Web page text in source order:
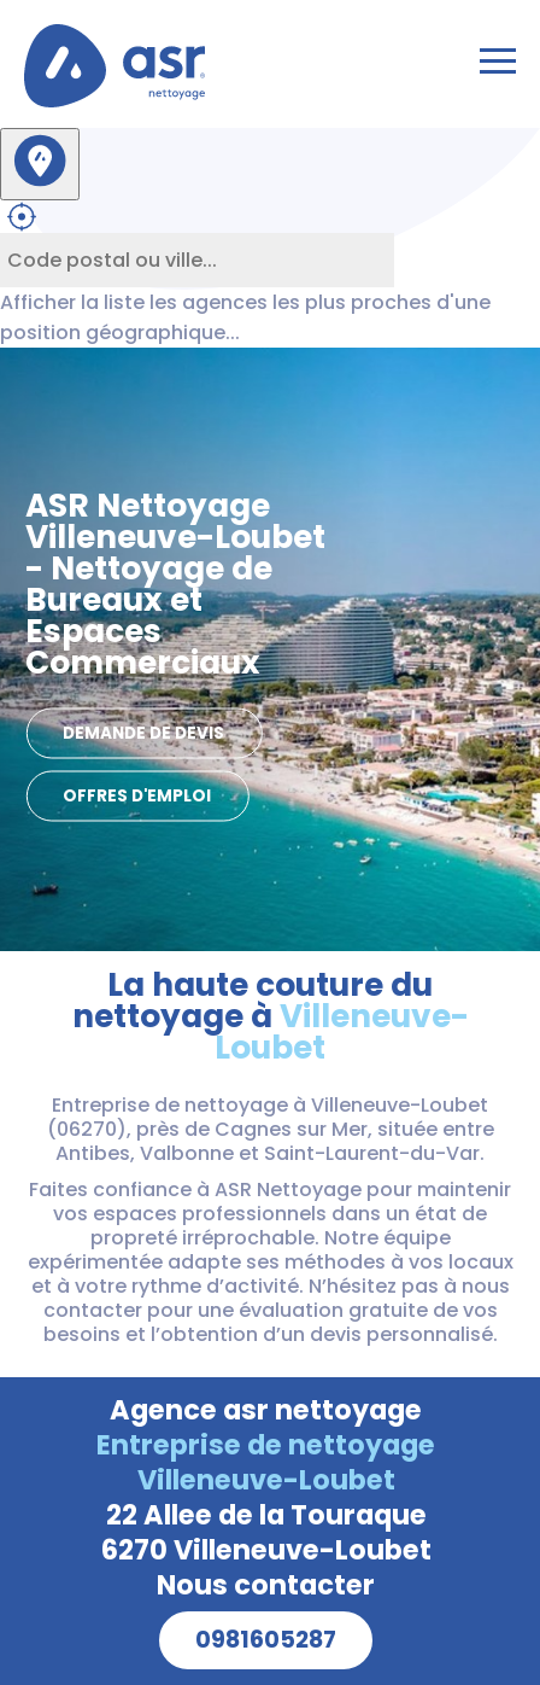
Afficher la liste les agences les plus proches d'une
position géographique...
ASR Nettoyage
Villeneuve-Loubet
- Nettoyage de
Bureaux et
Espaces
Commerciaux
DEMANDE DE DEVIS
OFFRES D'EMPLOI
La haute couture du
nettoyage àVilleneuve-
Loubet
Entreprise de nettoyage à Villeneuve-Loubet
(06270), près de Cagnes sur Mer, située entre
Antibes, Valbonne et Saint-Laurent-du-Var.
Faites confiance à ASR Nettoyage pour maintenir
vos espaces professionnels dans un état de
propreté irréprochable. Notre équipe
expérimentée adapte ses méthodes à vos locaux
et à votre rythme d’activité. N’hésitez pas à nous
contacter pour une évaluation gratuite de vos
besoins et l’obtention d’un devis personnalisé.
Agence asr nettoyage
Entreprise de nettoyage
Villeneuve-Loubet
22 Allee de la Touraque
6270 Villeneuve-Loubet
Nous contacter
0981605287